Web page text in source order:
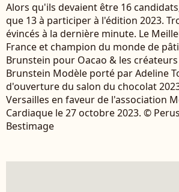
Alors qu'ils devaient être 16
que 13 à participer à l'édition 2023.
évincés à la dernière minute. Le
France et champion du monde de
Brunstein pour Oacao & les
Brunstein Modèle porté par Adeline
d'ouverture du salon du chocolat
Versailles en faveur de l'association
Cardiaque le 27 octobre 2023. ©
Bestimage